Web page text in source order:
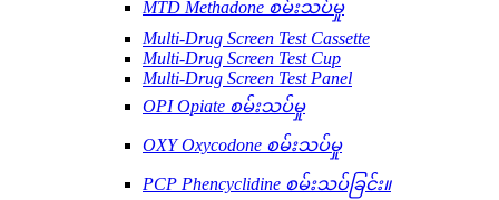
MTD Methadone စမ်းသပ်မှု
Multi-Drug Screen Test Cassette
Multi-Drug Screen Test Cup
Multi-Drug Screen Test Panel
OPI Opiate စမ်းသပ်မှု
OXY Oxycodone စမ်းသပ်မှု
PCP Phencyclidine စမ်းသပ်ခြင်း။